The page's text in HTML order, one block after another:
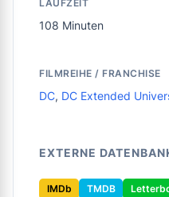
LAUFZEIT
108 Minuten
FILMREIHE / FRANCHISE
DC, DC Extended
EXTERNE
IMDb TMDB